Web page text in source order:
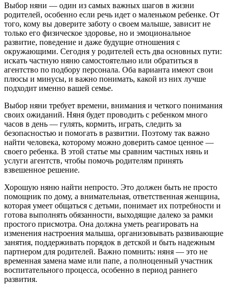
Выбор няни — один из самых важных шагов в жизни
родителей, особенно если речь идет о маленьком ребенке. От
того, кому вы доверите заботу о своем малыше, зависит не
только его физическое здоровье, но и эмоциональное
развитие, поведение и даже будущие отношения с
окружающими. Сегодня у родителей есть два основных пути:
искать частную няню самостоятельно или обратиться в
агентство по подбору персонала. Оба варианта имеют свои
плюсы и минусы, и важно понимать, какой из них лучше
подходит именно вашей семье.
Выбор няни требует времени, внимания и четкого понимания
своих ожиданий. Няня будет проводить с ребенком много
часов в день — гулять, кормить, играть, следить за
безопасностью и помогать в развитии. Поэтому так важно
найти человека, которому можно доверить самое ценное —
своего ребенка. В этой статье мы сравним частных нянь и
услуги агентств, чтобы помочь родителям принять
взвешенное решение.
Хорошую няню найти непросто. Это должен быть не просто
помощник по дому, а внимательная, ответственная женщина,
которая умеет общаться с детьми, понимает их потребности и
готова выполнять обязанности, выходящие далеко за рамки
простого присмотра. Она должна уметь реагировать на
изменения настроения малыша, организовывать развивающие
занятия, поддерживать порядок в детской и быть надежным
партнером для родителей. Важно помнить: няня — это не
временная замена маме или папе, а полноценный участник
воспитательного процесса, особенно в период раннего
развития.